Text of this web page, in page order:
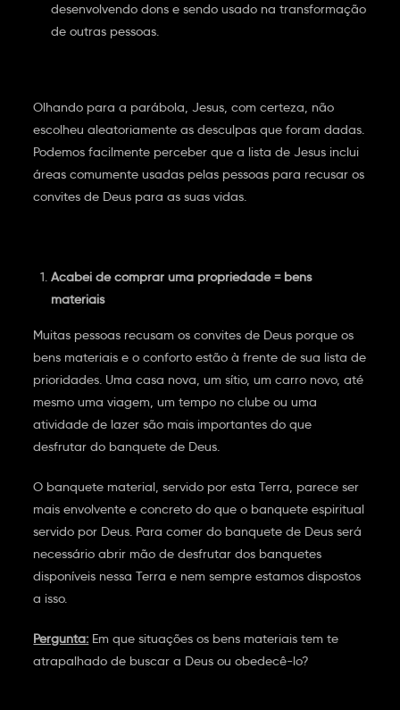
desenvolvendo dons e sendo usado na transformação
de outras pessoas.
Olhando para a parábola, Jesus, com certeza, não
escolheu aleatoriamente as desculpas que foram dadas.
Podemos facilmente perceber que a lista de Jesus inclui
áreas comumente usadas pelas pessoas para recusar os
convites de Deus para as suas vidas.
Acabei de comprar uma propriedade = bens
materiais
Muitas pessoas recusam os convites de Deus porque os
bens materiais e o conforto estão à frente de sua lista de
prioridades. Uma casa nova, um sítio, um carro novo, até
mesmo uma viagem, um tempo no clube ou uma
atividade de lazer são mais importantes do que
desfrutar do banquete de Deus.
O banquete material, servido por esta Terra, parece ser
mais envolvente e concreto do que o banquete espiritual
servido por Deus. Para comer do banquete de Deus será
necessário abrir mão de desfrutar dos banquetes
disponíveis nessa Terra e nem sempre estamos dispostos
a isso.
Pergunta: Em que situações os bens materiais tem te
atrapalhado de buscar a Deus ou obedecê-lo?